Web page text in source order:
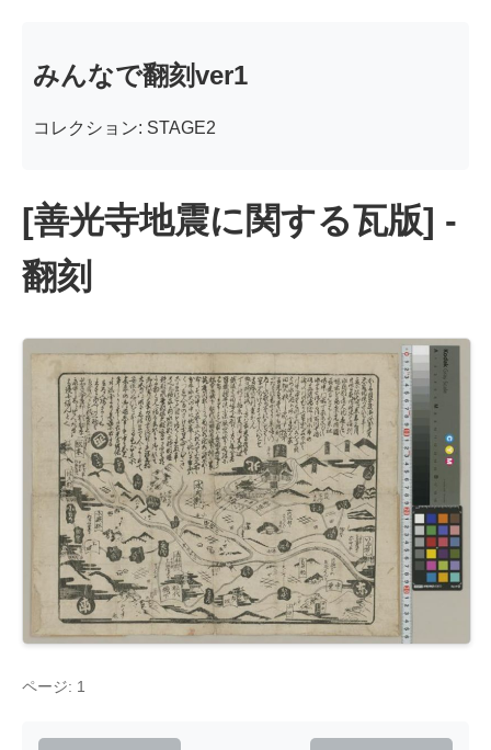
みんなで翻刻ver1
コレクション: STAGE2
[善光寺地震に関する瓦版] -
翻刻
ページ: 1